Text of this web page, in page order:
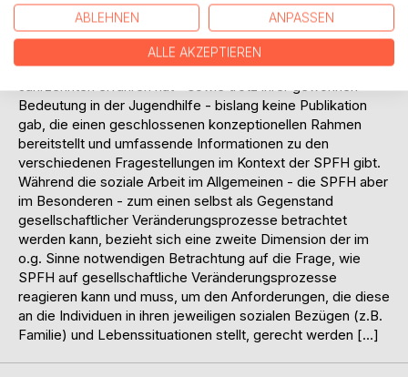
sowie den dabei bedeutsamen gesellschaftlichen
Veränderungsprozessen ergeben. Hierbei ist zu bedenken,
dass es trotz der fachlichen und wissenschaftlichen
Aufmerksamkeit, die die SPFH im Laufe von mehr als drei
Jahrzehnten erfahren hat - sowie trotz ihrer gewonnen
Bedeutung in der Jugendhilfe - bislang keine Publikation
gab, die einen geschlossenen konzeptionellen Rahmen
bereitstellt und umfassende Informationen zu den
verschiedenen Fragestellungen im Kontext der SPFH gibt.
Während die soziale Arbeit im Allgemeinen - die SPFH aber
im Besonderen - zum einen selbst als Gegenstand
gesellschaftlicher Veränderungsprozesse betrachtet
werden kann, bezieht sich eine zweite Dimension der im
o.g. Sinne notwendigen Betrachtung auf die Frage, wie
SPFH auf gesellschaftliche Veränderungsprozesse
reagieren kann und muss, um den Anforderungen, die diese
an die Individuen in ihren jeweiligen sozialen Bezügen (z.B.
Familie) und Lebenssituationen stellt, gerecht werden […]
ABLEHNEN ANPASSEN
ALLE AKZEPTIEREN